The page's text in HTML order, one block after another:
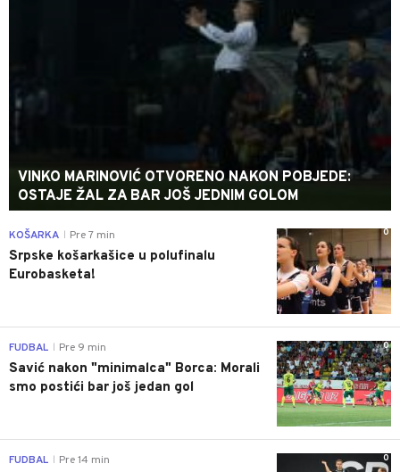
VINKO MARINOVIĆ OTVORENO NAKON POBJEDE:
OSTAJE ŽAL ZA BAR JOŠ JEDNIM GOLOM
0
KOŠARKA Pre 7 min
Srpske košarkašice u polufinalu
Eurobasketa!
0
FUDBAL Pre 9 min
Savić nakon "minimalca" Borca: Morali
smo postići bar još jedan gol
0
FUDBAL Pre 14 min